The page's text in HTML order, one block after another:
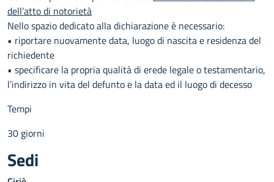
dell’atto di notorietà
Nello spazio dedicato alla dichiarazione è necessario:
• riportare nuovamente data, luogo di nascita e residenza del
richiedente
• specificare la propria qualità di erede legale o testamentario,
l’indirizzo in vita del defunto e la data ed il luogo di decesso
Tempi
30 giorni
Sedi